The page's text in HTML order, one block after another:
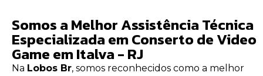
Somos a Melhor Assistência Técnica
Especializada em Conserto de Video
Game em Italva - RJ
Na Lobos Br, somos reconhecidos como a melhor